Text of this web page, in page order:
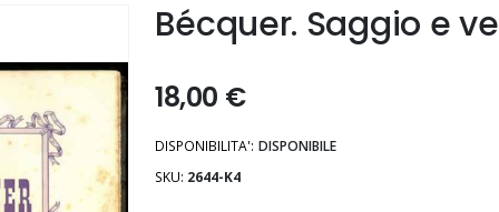
Bécquer. Saggio e
18,00 €
DISPONIBILITA': DISPONIBILE
SKU 2644-K4